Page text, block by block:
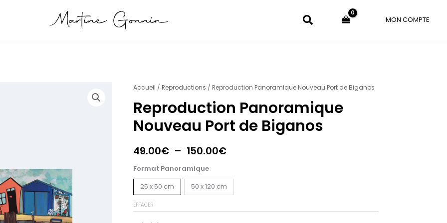
MON COMPTE
Accueil / Reproductions / Reproduction Panoramique Nouveau Port de Biganos
Reproduction Panoramique
Nouveau Port de Biganos
49.00€ – 150.00€
Plage
de
prix :
150.00€
Format Panoramique
25 x 50 cm
50 x 120 cm
EFFACER
quantité
Reproduction
Panoramique
Port
Biganos